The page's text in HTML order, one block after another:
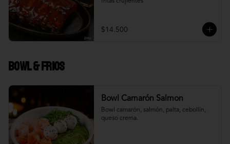
$14.500
Bowl & frios
Bowl Camarón Salmon
Bowl camarón, salmón, palta, cebollín,
queso crema.